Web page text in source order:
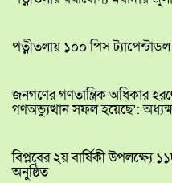
পত্নীতলায় ১০০ পিস
জনগণের গণতান্ত্রিক অধিকার
গণঅভ্যুত্থান সফল হয়েছে’:
বিপ্লবের ২য় বার্ষিকী
অনুষ্ঠিত